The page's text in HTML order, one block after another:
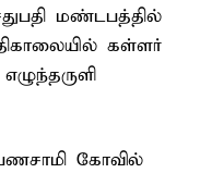
மண்டபத்தில்
கள்ளர்
கோவில்